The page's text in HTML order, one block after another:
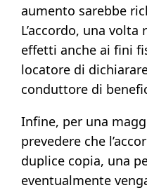
aumento sarebbe
L’accordo, una
effetti anche ai fini
locatore di
conduttore di
Infine, per una
prevedere che
duplice copia, una
eventualmente